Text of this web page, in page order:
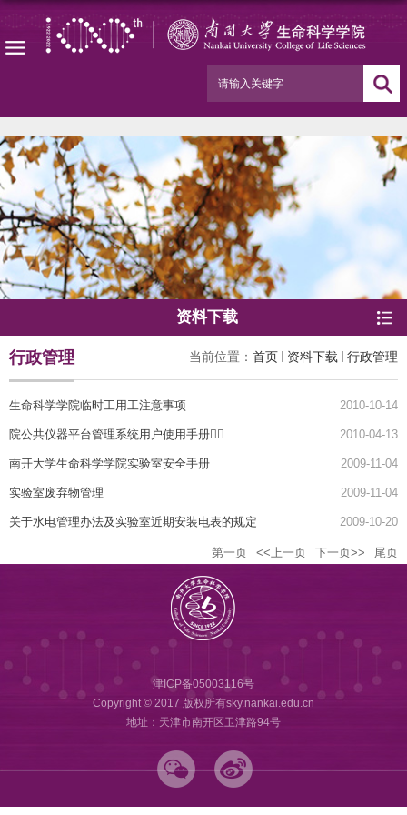
资料下载
当前位置： 首页 资料下载 行政管理
行政管理
生命科学学院临时工用工注意事项 2010-10-14
院公共仪器平台管理系统用户使用手册􀢖􀼻 2010-04-13
南开大学生命科学学院实验室安全手册 2009-11-04
实验室废弃物管理 2009-11-04
关于水电管理办法及实验室近期安装电表的规定 2009-10-20
第一页 <<上一页 下一页>> 尾页
津ICP备05003116号
Copyright © 2017 版权所有sky.nankai.edu.cn
地址：天津市南开区卫津路94号